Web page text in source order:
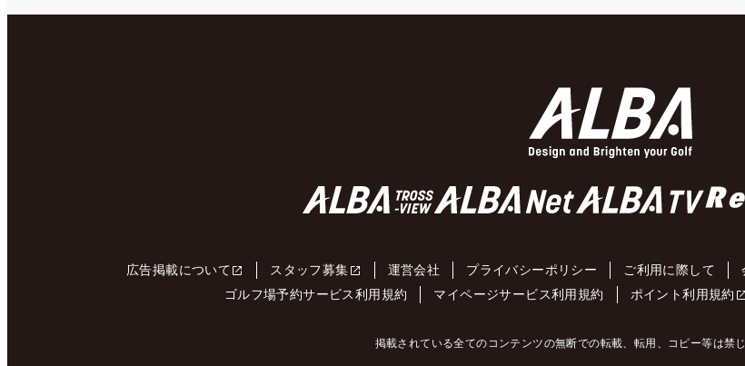
広告掲載について スタッフ募集 運営会社 プライバシーポリシー ご利用に際して
ゴルフ場予約サービス利用規約
マイページサービス利用規約 ポイント利用規約
掲載されている全てのコンテンツの無断での転載、転用、コピー等は禁